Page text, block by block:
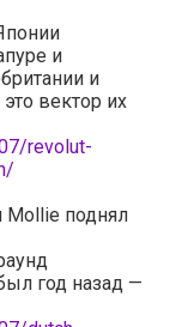
и
и
вектор их
revolut-
Mollie поднял
год назад —